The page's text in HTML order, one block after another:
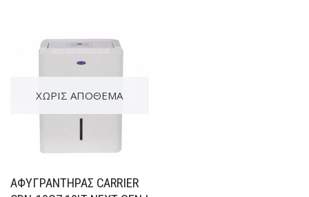
ΧΩΡΊΣ ΑΠΌΘΕΜΑ
ΑΦΥΓΡΑΝΤΉΡΑΣ CARRIER